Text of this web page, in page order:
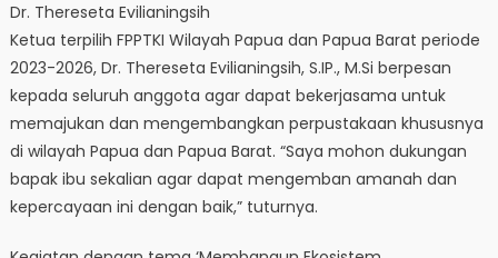
Dr. Thereseta Evilianingsih
Ketua terpilih FPPTKI Wilayah Papua dan Papua Barat periode
2023-2026, Dr. Thereseta Evilianingsih, S.IP., M.Si berpesan
kepada seluruh anggota agar dapat bekerjasama untuk
memajukan dan mengembangkan perpustakaan khususnya
di wilayah Papua dan Papua Barat. “Saya mohon dukungan
bapak ibu sekalian agar dapat mengemban amanah dan
kepercayaan ini dengan baik,” tuturnya.